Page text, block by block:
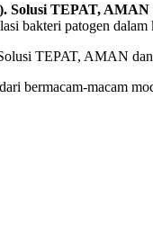
Solusi TEPAT,
bakteri patogen dalam
macam